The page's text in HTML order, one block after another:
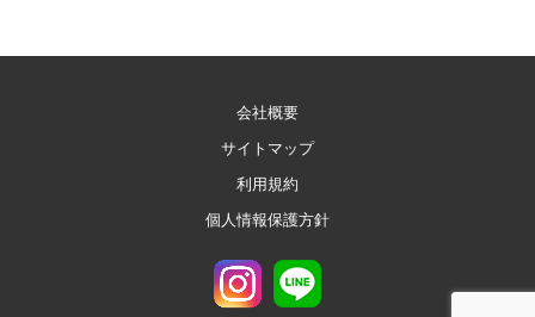
会社概要
サイトマップ
利用規約
個人情報保護方針